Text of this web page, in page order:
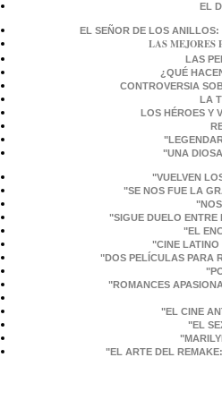
EL
EL SEÑOR DE LOS
LAS MEJORES
LAS
¿QUÉ
CONTROVERSIA
LA
LOS HÉROES Y
"UNA
"VUELVEN
"SE NOS FUE LA
"SIGUE DUELO ENTRE
"EL
"CINE LATINO
"DOS PELÍCULAS PARA
"ROMANCES
"EL CINE
"EL
"EL ARTE DEL